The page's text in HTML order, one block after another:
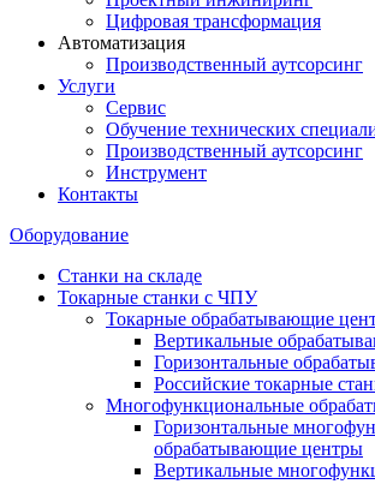
Цифровая трансформация
Автоматизация
Производственный аутсорсинг
Услуги
Сервис
Обучение технических
Производственный аутсорсинг
Инструмент
Контакты
Оборудование
Станки на складе
Токарные станки с ЧПУ
Токарные обрабатывающие
Вертикальные
Горизонтальные
Российские токарные
Многофункциональные
Горизонтальные
обрабатывающие центры
Вертикальные